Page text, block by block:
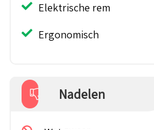
Elektrische rem
Ergonomisch
Nadelen